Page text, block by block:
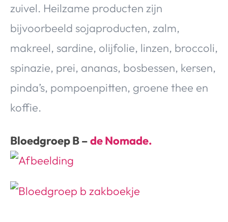
zuivel. Heilzame producten zijn
bijvoorbeeld sojaproducten, zalm,
makreel, sardine, olijfolie, linzen, broccoli,
spinazie, prei, ananas, bosbessen, kersen,
pinda’s, pompoenpitten, groene thee en
koffie.
Bloedgroep B –de Nomade.